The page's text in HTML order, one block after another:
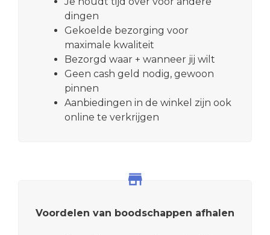
dingen
Gekoelde bezorging voor
maximale kwaliteit
Bezorgd waar + wanneer jij wilt
Geen cash geld nodig, gewoon
pinnen
Aanbiedingen in de winkel zijn ook
online te verkrijgen
Voordelen van boodschappen afhalen